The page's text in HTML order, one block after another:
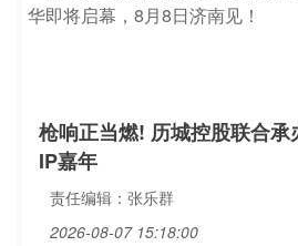
枪响正当燃! 历城控股联合
IP嘉年
责任编辑：张乐群
2026-08-07 15:18:00